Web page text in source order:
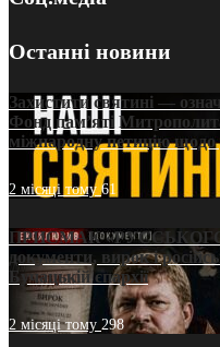
Останні новини
Захистити святині —
Фонд пам’яті
міжнародну петицію
2 місяці тому61
ПРИСМАК «РУССЬКОГО
документи, вирок і
Бучацькій єпархії
2 місяці тому 298